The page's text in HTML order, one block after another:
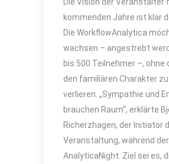
kommenden Jahre ist klar
Die WorkflowAnalytica
wachsen – angestrebt
bis 500 Teilnehmer –, ohne
den familiären Charakter zu
verlieren. „Sympathie und
brauchen Raum“, erklärte
Richerzhagen, der Initiator
Veranstaltung, während der
AnalyticaNight. Ziel sei es,